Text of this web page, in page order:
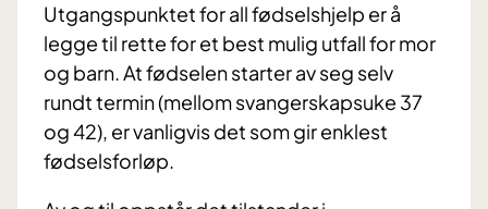
Utgangspunktet for all fødselshjelp er å
legge til rette for et best mulig utfall for mor
og barn. At fødselen starter av seg selv
rundt termin (mellom svangerskapsuke 37
og 42), er vanligvis det som gir enklest
fødselsforløp.